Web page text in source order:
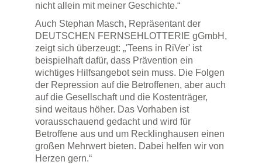
nicht allein mit meiner Geschichte.“
Auch Stephan Masch, Repräsentant der
DEUTSCHEN FERNSEHLOTTERIE gGmbH,
zeigt sich überzeugt: „'Teens in RiVer' ist
beispielhaft dafür, dass Prävention ein
wichtiges Hilfsangebot sein muss. Die Folgen
der Repression auf die Betroffenen, aber auch
auf die Gesellschaft und die Kostenträger,
sind weitaus höher. Das Vorhaben ist
vorausschauend gedacht und wird für
Betroffene aus und um Recklinghausen einen
großen Mehrwert bieten. Dabei helfen wir von
Herzen gern.“